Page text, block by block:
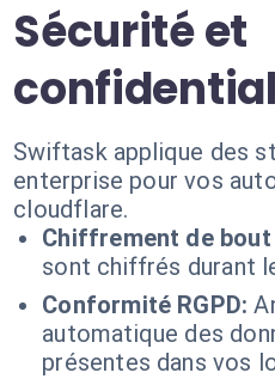
Sécurité et
Swiftask applique des
enterprise pour vos
cloudflare.
Chiffrement de bout
sont chiffrés durant
Conformité RGPD:
automatique des
présentes dans vos